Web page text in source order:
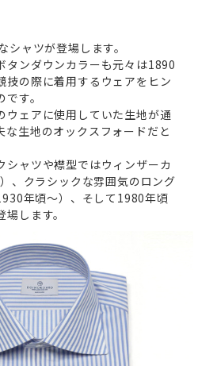
シャツが登場します。
タンダウンカラーも元々は1890
技の際に着用するウェアをヒン
す。
ウェアに使用していた生地が通
な生地のオックスフォードだと
シャツや襟型ではウィンザーカ
、クラシックな雰囲気のロング
年頃～）、そして1980年頃
します。